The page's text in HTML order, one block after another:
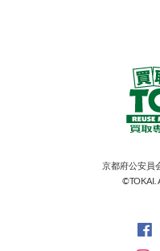
京都府公安員
©TOKAI.